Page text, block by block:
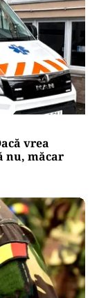
vrea
nu, măcar